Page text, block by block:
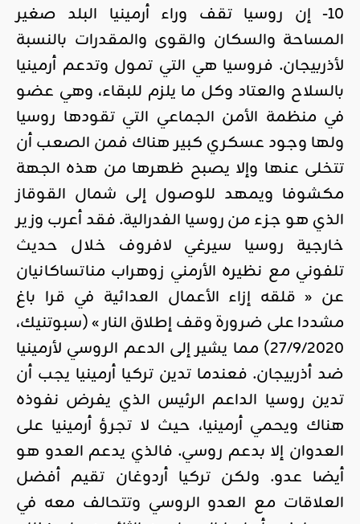
10- إن روسيا تقف وراء أرمينيا البلد صغير
المساحة والسكان والقوى والمقدرات بالنسبة
لأذربيجان. فروسيا هي التي تمول وتدعم أرمينيا
بالسلاح والعتاد وكل ما يلزم للبقاء، وهي عضو
في منظمة الأمن الجماعي التي تقودها روسيا
ولها وجود عسكري كبير هناك فمن الصعب أن
تتخلى عنها وإلا يصبح ظهرها من هذه الجهة
مكشوفا ويمهد للوصول إلى شمال القوقاز
الذي هو جزء من روسيا الفدرالية. فقد أعرب وزير
خارجية روسيا سيرغي لافروف خلال حديث
تلفوني مع نظيره الأرمني زوهراب مناتساكانيان
عن « قلقه إزاء الأعمال العدائية في قرا باغ
مشددا على ضرورة وقف إطلاق النار » (سبوتنيك،
27/9/2020) مما يشير إلى الدعم الروسي لأرمينيا
ضد أذربيجان. فعندما تدين تركيا أرمينيا يجب أن
تدين روسيا الداعم الرئيس الذي يفرض نفوذه
هناك ويحمي أرمينيا، حيث لا تجرؤ أرمينيا على
العدوان إلا بدعم روسي. فالذي يدعم العدو هو
أيضا عدو. ولكن تركيا أردوغان تقيم أفضل
العلاقات مع العدو الروسي وتتحالف معه في